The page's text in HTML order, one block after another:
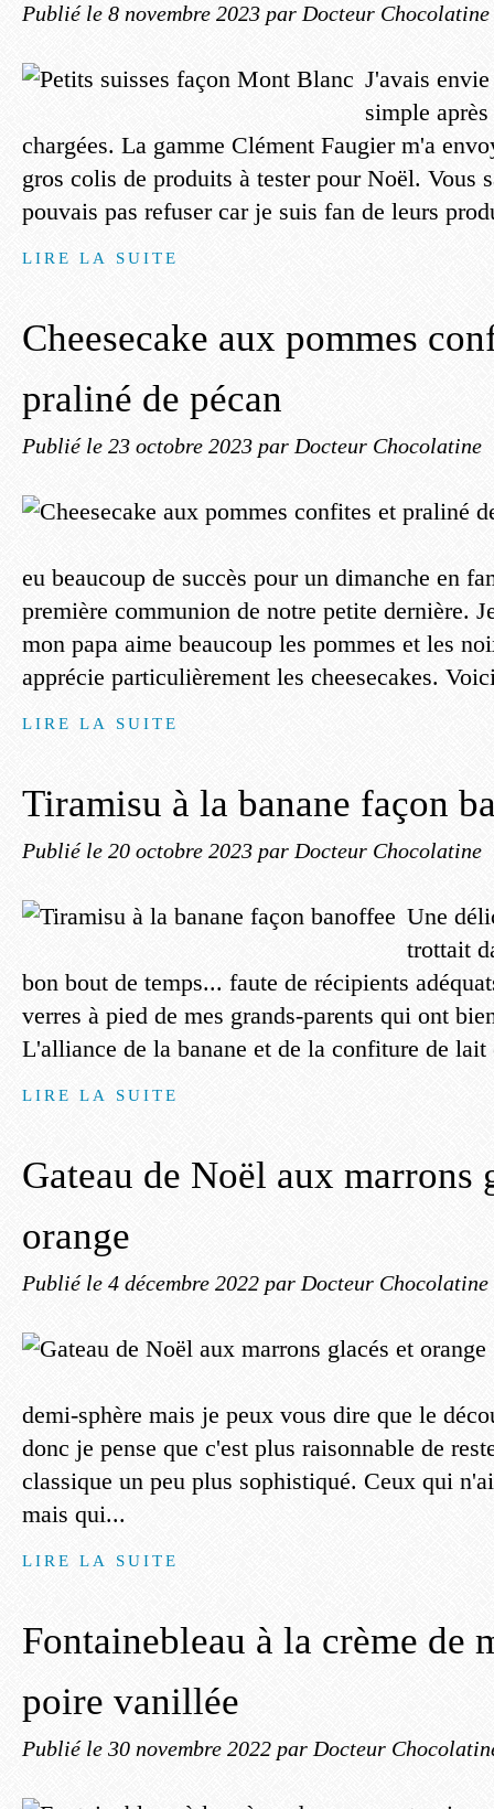
Publié le 8 novembre 2023 par Docteur Chocolatine
J'avais
simple
chargées. La gamme Clément Faugier m'a
gros colis de produits à tester pour Noël. Vous
pouvais pas refuser car je suis fan de leurs
LIRE LA SUITE
Cheesecake aux pommes
praliné de pécan
Publié le 23 octobre 2023 par Docteur Chocolatine
eu beaucoup de succès pour un dimanche en
première communion de notre petite dernière.
mon papa aime beaucoup les pommes et les
apprécie particulièrement les cheesecakes.
LIRE LA SUITE
Tiramisu à la banane façon
Publié le 20 octobre 2023 par Docteur Chocolatine
Une
trottait
bon bout de temps... faute de récipients
verres à pied de mes grands-parents qui ont
L'alliance de la banane et de la confiture de lait
LIRE LA SUITE
Gateau de Noël aux marrons
orange
Publié le 4 décembre 2022 par Docteur Chocolatine
demi-sphère mais je peux vous dire que le
donc je pense que c'est plus raisonnable de
classique un peu plus sophistiqué. Ceux qui
mais qui...
LIRE LA SUITE
Fontainebleau à la crème de
poire vanillée
Publié le 30 novembre 2022 par Docteur